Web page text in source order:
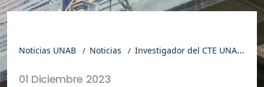
Noticias UNAB Noticias Investigador del CTE UNAB obtiene primer lugar en conferencia internacional sobre conversión de energía
01 Diciembre 2023